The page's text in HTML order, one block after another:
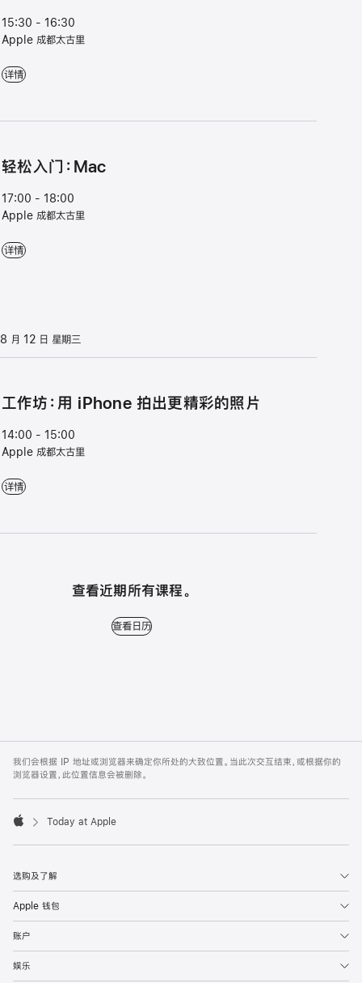
15:30 - 16:30
Apple 成都太古里
工⁠作⁠坊⁠：用 iPhone 拍视⁠频 - 15:30 - 16:30 - Apple 成都太古里
详情
轻⁠松入⁠门⁠：Mac
17:00 - 18:00
Apple 成都太古里
轻⁠松入⁠门⁠：Mac - 17:00 - 18:00 - Apple 成都太古里
详情
8 月 12 日 星期三
工作坊：用 iPhone 拍出更精彩的照片
14:00 - 15:00
Apple 成都太古里
工作坊：用 iPhone 拍出更精彩的照片 - 14:00 - 15:00 - Apple 成都太古里
详情
查看近期所有课程。
查看日历 - 查看近期所有课程。
查看日历
Footer
我们会根据 IP 地址或浏览器来确定你所处的大致位置。当此次交互结束，或根据你的
浏览器设置，此位置信息会被删除。
Today at Apple
选购及了解
Apple 钱包
账户
娱乐